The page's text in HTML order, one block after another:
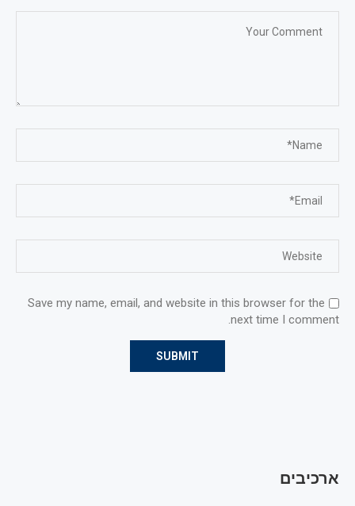
Save my name, email, and website in this browser for the
next time I comment.
ארכיבים